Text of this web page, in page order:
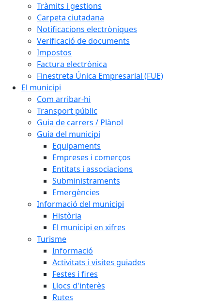
Tràmits i gestions
Carpeta ciutadana
Notificacions electròniques
Verificació de documents
Impostos
Factura electrònica
Finestreta Única Empresarial (FUE)
El municipi
Com arribar-hi
Transport públic
Guia de carrers / Plànol
Guia del municipi
Equipaments
Empreses i comerços
Entitats i associacions
Subministraments
Emergències
Informació del municipi
Història
El municipi en xifres
Turisme
Informació
Activitats i visites guiades
Festes i fires
Llocs d'interès
Rutes